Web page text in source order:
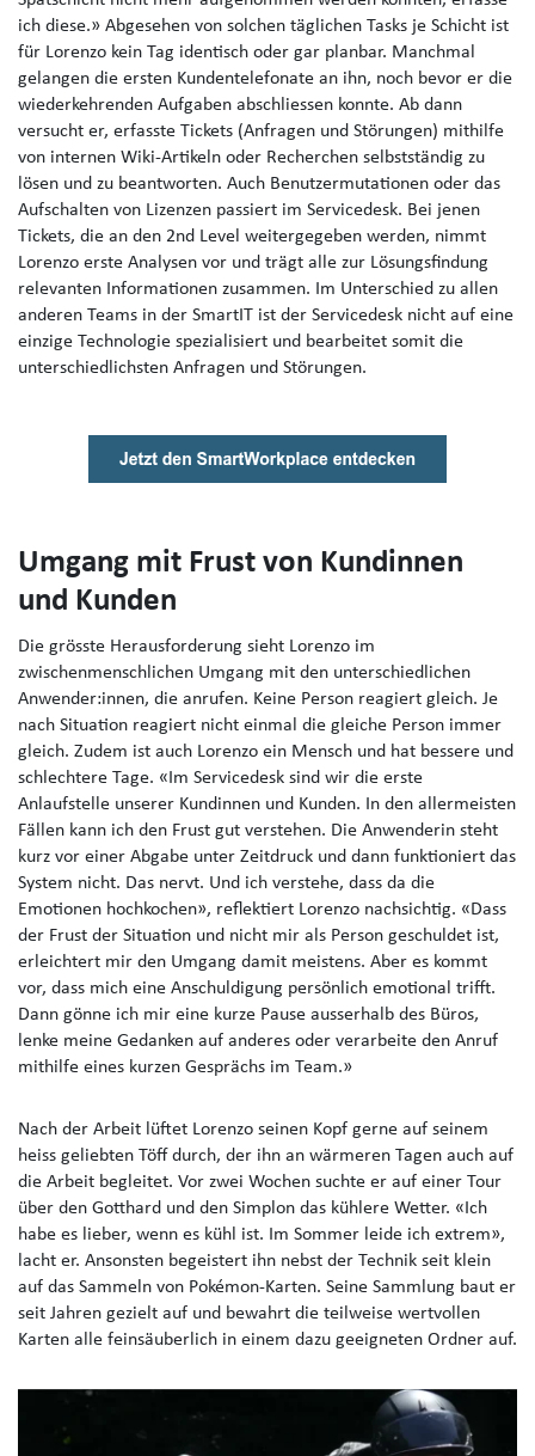
ich diese.» Abgesehen von solchen täglichen Tasks je Schicht ist
für Lorenzo kein Tag identisch oder gar planbar. Manchmal
gelangen die ersten Kundentelefonate an ihn, noch bevor er die
wiederkehrenden Aufgaben abschliessen konnte. Ab dann
versucht er, erfasste Tickets (Anfragen und Störungen) mithilfe
von internen Wiki-Artikeln oder Recherchen selbstständig zu
lösen und zu beantworten. Auch Benutzermutationen oder das
Aufschalten von Lizenzen passiert im Servicedesk. Bei jenen
Tickets, die an den 2nd Level weitergegeben werden, nimmt
Lorenzo erste Analysen vor und trägt alle zur Lösungsfindung
relevanten Informationen zusammen. Im Unterschied zu allen
anderen Teams in der SmartIT ist der Servicedesk nicht auf eine
einzige Technologie spezialisiert und bearbeitet somit die
unterschiedlichsten Anfragen und Störungen.
Umgang mit Frust von Kundinnen
und Kunden
Die grösste Herausforderung sieht Lorenzo im
zwischenmenschlichen Umgang mit den unterschiedlichen
Anwender:innen, die anrufen. Keine Person reagiert gleich. Je
nach Situation reagiert nicht einmal die gleiche Person immer
gleich. Zudem ist auch Lorenzo ein Mensch und hat bessere und
schlechtere Tage. «Im Servicedesk sind wir die erste
Anlaufstelle unserer Kundinnen und Kunden. In den allermeisten
Fällen kann ich den Frust gut verstehen. Die Anwenderin steht
kurz vor einer Abgabe unter Zeitdruck und dann funktioniert das
System nicht. Das nervt. Und ich verstehe, dass da die
Emotionen hochkochen», reflektiert Lorenzo nachsichtig. «Dass
der Frust der Situation und nicht mir als Person geschuldet ist,
erleichtert mir den Umgang damit meistens. Aber es kommt
vor, dass mich eine Anschuldigung persönlich emotional trifft.
Dann gönne ich mir eine kurze Pause ausserhalb des Büros,
lenke meine Gedanken auf anderes oder verarbeite den Anruf
mithilfe eines kurzen Gesprächs im Team.»
Nach der Arbeit lüftet Lorenzo seinen Kopf gerne auf seinem
heiss geliebten Töff durch, der ihn an wärmeren Tagen auch auf
die Arbeit begleitet. Vor zwei Wochen suchte er auf einer Tour
über den Gotthard und den Simplon das kühlere Wetter. «Ich
habe es lieber, wenn es kühl ist. Im Sommer leide ich extrem»,
lacht er. Ansonsten begeistert ihn nebst der Technik seit klein
auf das Sammeln von Pokémon-Karten. Seine Sammlung baut er
seit Jahren gezielt auf und bewahrt die teilweise wertvollen
Karten alle feinsäuberlich in einem dazu geeigneten Ordner auf.